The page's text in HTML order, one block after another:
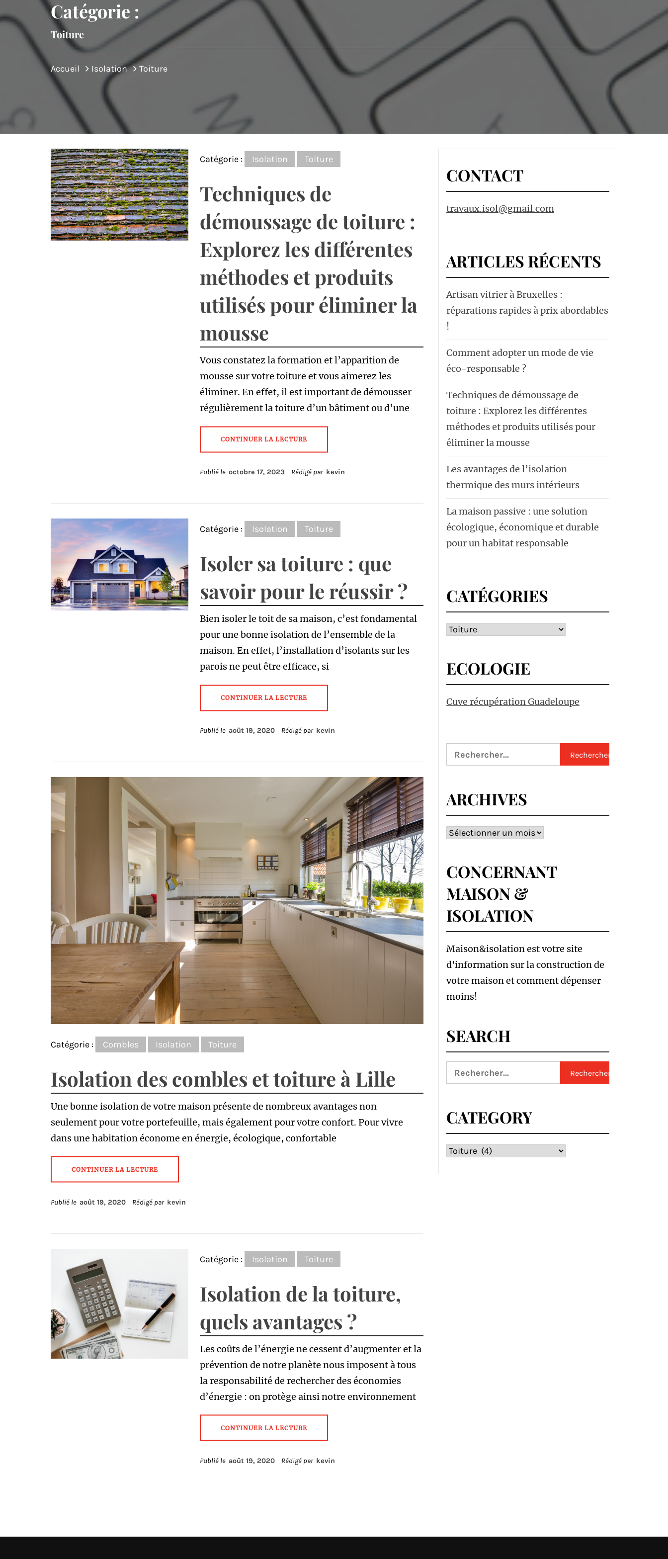
Catégorie :
Toiture
Accueil Isolation Toiture
Catégorie : Isolation Toiture
Techniques de
démoussage de toiture :
Explorez les différentes
méthodes et produits
utilisés pour éliminer la
mousse
Vous constatez la formation et l’apparition de
mousse sur votre toiture et vous aimerez les
éliminer. En effet, il est important de démousser
régulièrement la toiture d’un bâtiment ou d’une
CONTINUER LA LECTURE
Publié le octobre 17, 2023 Rédigé par kevin
Catégorie : Isolation Toiture
Isoler sa toiture : que
savoir pour le réussir ?
Bien isoler le toit de sa maison, c’est fondamental
pour une bonne isolation de l’ensemble de la
maison. En effet, l’installation d’isolants sur les
parois ne peut être efficace, si
CONTINUER LA LECTURE
Publié le août 19, 2020 Rédigé par kevin
Catégorie : Combles Isolation Toiture
Isolation des combles et toiture à Lille
Une bonne isolation de votre maison présente de nombreux avantages non
seulement pour votre portefeuille, mais également pour votre confort. Pour vivre
dans une habitation économe en énergie, écologique, confortable
CONTINUER LA LECTURE
Publié le août 19, 2020 Rédigé par kevin
Catégorie : Isolation Toiture
Isolation de la toiture,
quels avantages ?
Les coûts de l’énergie ne cessent d’augmenter et la
prévention de notre planète nous imposent à tous
la responsabilité de rechercher des économies
d’énergie : on protège ainsi notre environnement
CONTINUER LA LECTURE
Publié le août 19, 2020 Rédigé par kevin
CONTACT
travaux.isol@gmail.com
ARTICLES RÉCENTS
Artisan vitrier à Bruxelles :
réparations rapides à prix abordables
!
Comment adopter un mode de vie
éco-responsable ?
Techniques de démoussage de
toiture : Explorez les différentes
méthodes et produits utilisés pour
éliminer la mousse
Les avantages de l’isolation
thermique des murs intérieurs
La maison passive : une solution
écologique, économique et durable
pour un habitat responsable
CATÉGORIES
Catégories
ECOLOGIE
Cuve récupération Guadeloupe
Rechercher :
ARCHIVES
Archives
CONCERNANT
MAISON &
ISOLATION
Maison&isolation est votre site
d'information sur la construction de
votre maison et comment dépenser
moins!
SEARCH
Rechercher :
CATEGORY
Category